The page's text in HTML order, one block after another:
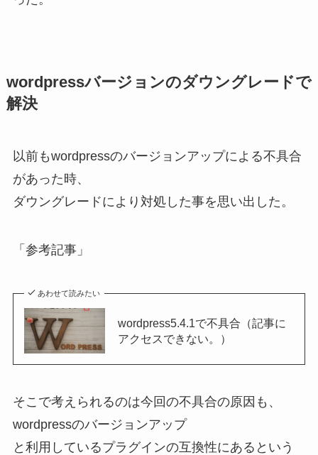
wordpressバージョンのダウングレードで
解決
以前もwordpressのバージョンアップによる不具合
があった時、
ダウングレードにより対処した事を思い出した。
「参考記事」
あわせて読みたい
wordpress5.4.1で不具合（記事に
アクセスできない。）
そこで考えられるのは今回の不具合の原因も、
wordpressのバージョンアップ
と利用しているプラグインの互換性にあるという